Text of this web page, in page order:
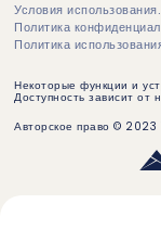
Условия использования.
Политика
Политика
Некоторые функции и
Доступность зависит от
Авторское право ©